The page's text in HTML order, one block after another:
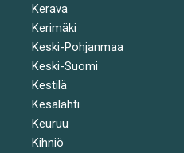
Kerava
Kerimäki
Keski-Pohjanmaa
Keski-Suomi
Kestilä
Kesälahti
Keuruu
Kihniö